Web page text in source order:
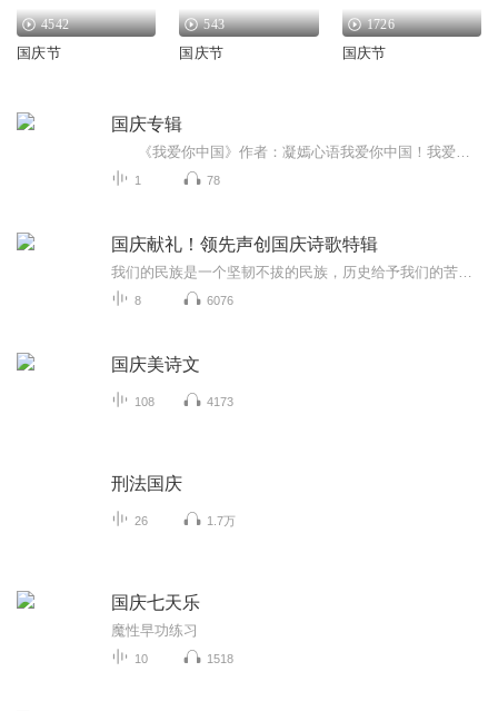
4542
国庆节
543
国庆节
1726
国庆节
国庆专辑
1 78
国庆献礼！领先声创国庆诗歌特辑
8 6076
国庆美诗文
108 4173
刑法国庆
26 1.7万
国庆七天乐
魔性早功练习
10 1518